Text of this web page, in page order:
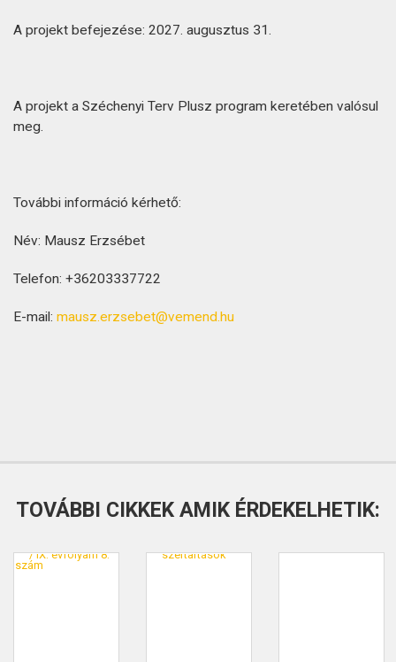
A projekt befejezése: 2027. augusztus 31.
A projekt a Széchenyi Terv Plusz program keretében valósul
meg.
További információ kérhető:
Név: Mausz Erzsébet
Telefon: +36203337722
E-mail: mausz.erzsebet@vemend.hu
TOVÁBBI CIKKEK AMIK ÉRDEKELHETIK: